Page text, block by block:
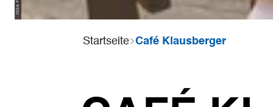
©
Sie
sind
Startseite Café Klausberger